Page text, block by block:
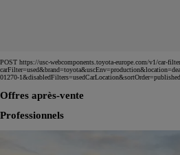
POST https://usc-webcomponents.toyota-europe.com/v1/car-
01270-1&disabledFilters=usedCarLocation&sortOrder=published
Offres après-vente
Professionnels